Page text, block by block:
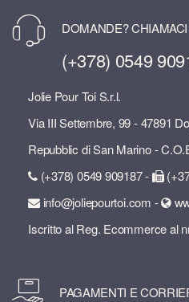
DOMANDE?
(+378) 0549
Jolie Pour Toi S.r.l.
Via III Settembre, 99 - 47891
Repubblic di San Marino -
(+378) 0549 909187 -
info@joliepourtoi.com -
Iscritto al Reg. Ecommerce al
PAGAMENTI E